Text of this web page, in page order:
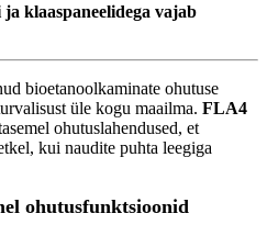
klaaspaneelidega vajab
bioetanoolkaminate ohutuse
üle kogu maailma. FLA4
ohutuslahendused, et
kui naudite puhta leegiga
ohutusfunktsioonid